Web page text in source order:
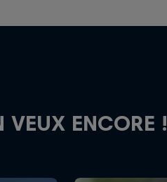
VEUX ENCORE !